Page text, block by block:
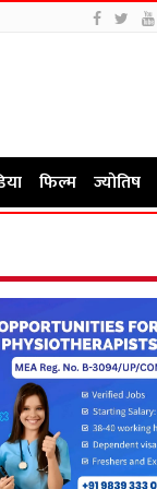
फिल्म ज्योतिष